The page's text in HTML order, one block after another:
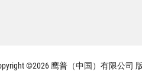
©2026 鹰普（中国）有限公司